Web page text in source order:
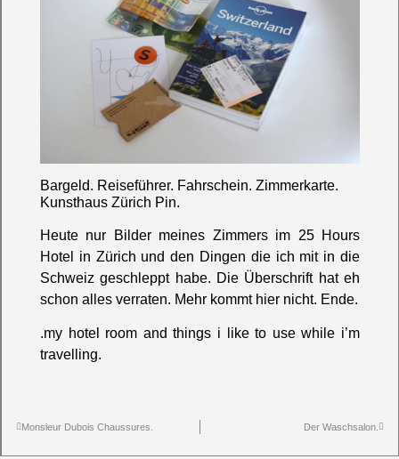
Bargeld. Reiseführer. Fahrschein. Zimmerkarte.
Kunsthaus Zürich Pin.
Heute nur Bilder meines Zimmers im 25 Hours
Hotel in Zürich und den Dingen die ich mit in die
Schweiz geschleppt habe. Die Überschrift hat eh
schon alles verraten. Mehr kommt hier nicht. Ende.
.my hotel room and things i like to use while i’m
travelling.
Monsieur Dubois Chaussures. Der Waschsalon.